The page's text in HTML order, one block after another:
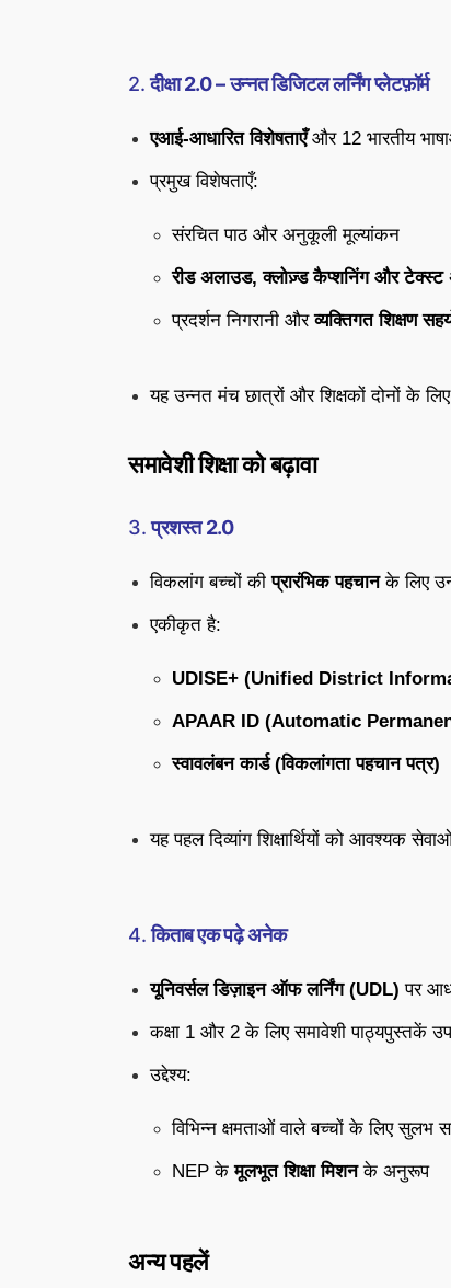
2.दीक्षा 2.0 – उन्नत डिजिटल लर्निंग प्लेटफ़ॉर्म
एआई-आधारित विशेषताएँऔर 12 भारतीय
प्रमुख विशेषताएँ:
संरचित पाठ और अनुकूली मूल्यांकन
रीड अलाउड, क्लोज़्ड कैप्शनिंग और टेक्स्ट
प्रदर्शन निगरानी औरव्यक्तिगत शिक्षण
यह उन्नत मंच छात्रों और शिक्षकों दोनों के
समावेशी शिक्षा को बढ़ावा
3.प्रशस्त 2.0
विकलांग बच्चों कीप्रारंभिक पहचानके लिए
एकीकृत है:
UDISE+ (Unified District
APAAR ID (Automatic
स्वावलंबन कार्ड (विकलांगता पहचान पत्र)
यह पहल दिव्यांग शिक्षार्थियों को आवश्यक
4.किताब एक पढ़े अनेक
यूनिवर्सल डिज़ाइन ऑफ लर्निंग (UDL) पर
कक्षा 1 और 2 के लिए समावेशी पाठ्यपुस्तकें
उद्देश्य:
विभिन्न क्षमताओं वाले बच्चों के लिए सुलभ
NEP केमूलभूत शिक्षा मिशनके अनुरूप
अन्य पहलें